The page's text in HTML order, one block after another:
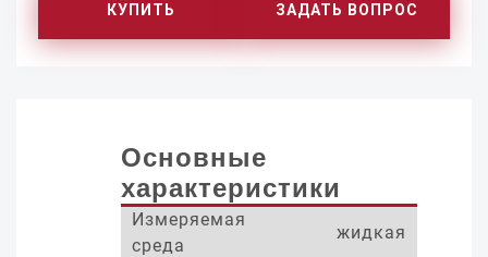
КУПИТЬ ЗАДАТЬ ВОПРОС
Основные
характеристики
Измеряемая
среда
жидкая